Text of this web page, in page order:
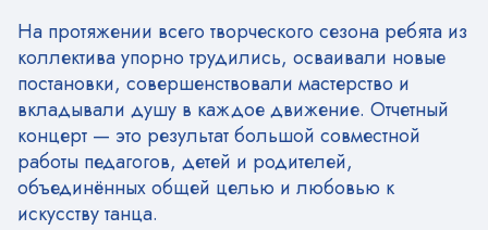
На протяжении всего творческого сезона ребята из
коллектива упорно трудились, осваивали новые
постановки, совершенствовали мастерство и
вкладывали душу в каждое движение. Отчетный
концерт — это результат большой совместной
работы педагогов, детей и родителей,
объединённых общей целью и любовью к
искусству танца.